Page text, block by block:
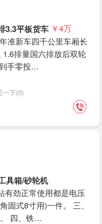
3.3平板货车 ￥4万
准新车四千公里车厢长
排量国六排放后双轮
手零投…
一下(0)
具箱/砂轮机
有劲正常使用都是电压
固式8寸用)一件。 三、
四、铁…